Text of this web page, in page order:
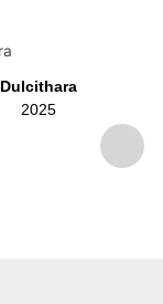
Dulcithara
2025